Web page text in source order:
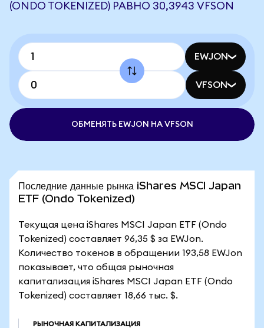
(ONDO TOKENIZED) РАВНО 30,3943 VFSON
EWJON
VFSON
ОБМЕНЯТЬ EWJON НА VFSON
Последние данные рынка iShares MSCI Japan
ETF (Ondo Tokenized)
Текущая цена iShares MSCI Japan ETF (Ondo
Tokenized) составляет 96,35 $ за EWJon.
Количество токенов в обращении 193,58 EWJon
показывает, что общая рыночная
капитализация iShares MSCI Japan ETF (Ondo
Tokenized) составляет 18,66 тыс. $.
РЫНОЧНАЯ КАПИТАЛИЗАЦИЯ